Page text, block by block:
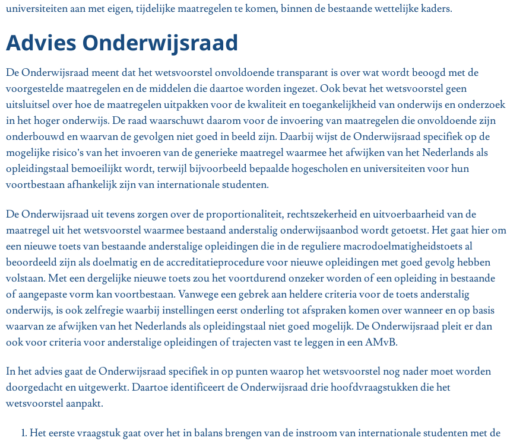
universiteiten aan met eigen, tijdelijke maatregelen te komen, binnen de bestaande wettelijke kaders.
Advies Onderwijsraad
De Onderwijsraad meent dat het wetsvoorstel onvoldoende transparant is over wat wordt beoogd met de
voorgestelde maatregelen en de middelen die daartoe worden ingezet. Ook bevat het wetsvoorstel geen
uitsluitsel over hoe de maatregelen uitpakken voor de kwaliteit en toegankelijkheid van onderwijs en onderzoek
in het hoger onderwijs. De raad waarschuwt daarom voor de invoering van maatregelen die onvoldoende zijn
onderbouwd en waarvan de gevolgen niet goed in beeld zijn. Daarbij wijst de Onderwijsraad specifiek op de
mogelijke risico’s van het invoeren van de generieke maatregel waarmee het afwijken van het Nederlands als
opleidingstaal bemoeilijkt wordt, terwijl bijvoorbeeld bepaalde hogescholen en universiteiten voor hun
voortbestaan afhankelijk zijn van internationale studenten.
De Onderwijsraad uit tevens zorgen over de proportionaliteit, rechtszekerheid en uitvoerbaarheid van de
maatregel uit het wetsvoorstel waarmee bestaand anderstalig onderwijsaanbod wordt getoetst. Het gaat hier om
een nieuwe toets van bestaande anderstalige opleidingen die in de reguliere macrodoelmatigheidstoets al
beoordeeld zijn als doelmatig en de accreditatieprocedure voor nieuwe opleidingen met goed gevolg hebben
volstaan. Met een dergelijke nieuwe toets zou het voortdurend onzeker worden of een opleiding in bestaande
of aangepaste vorm kan voortbestaan. Vanwege een gebrek aan heldere criteria voor de toets anderstalig
onderwijs, is ook zelfregie waarbij instellingen eerst onderling tot afspraken komen over wanneer en op basis
waarvan ze afwijken van het Nederlands als opleidingstaal niet goed mogelijk. De Onderwijsraad pleit er dan
ook voor criteria voor anderstalige opleidingen of trajecten vast te leggen in een AMvB.
In het advies gaat de Onderwijsraad specifiek in op punten waarop het wetsvoorstel nog nader moet worden
doorgedacht en uitgewerkt. Daartoe identificeert de Onderwijsraad drie hoofdvraagstukken die het
wetsvoorstel aanpakt.
Het eerste vraagstuk gaat over het in balans brengen van de instroom van internationale studenten met de